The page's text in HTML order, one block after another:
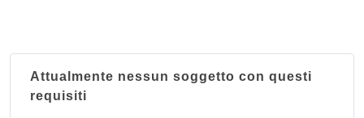
Attualmente nessun soggetto con questi
requisiti